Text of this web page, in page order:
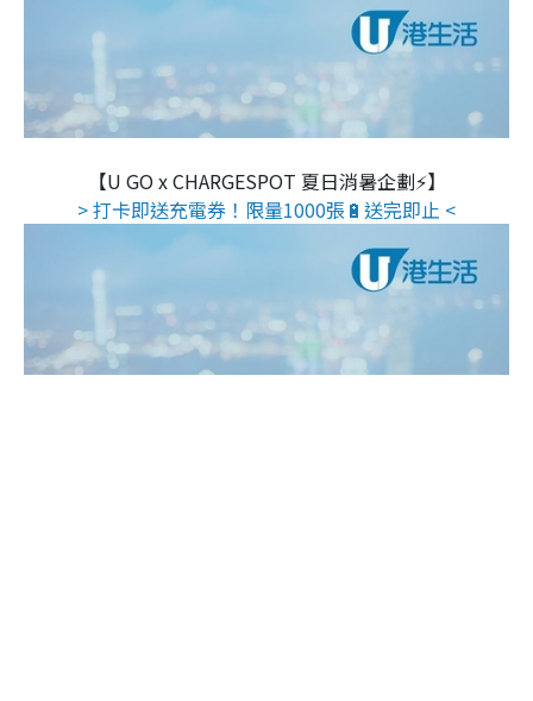
【U GO x CHARGESPOT 夏日消暑企劃⚡】
> 打卡即送充電券！限量1000張🔋送完即止 <